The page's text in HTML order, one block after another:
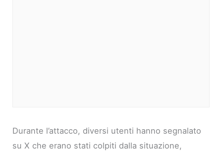
Durante l’attacco, diversi utenti hanno segnalato
su X che erano stati colpiti dalla situazione,